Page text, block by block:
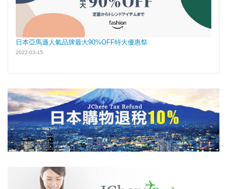
日本亞馬遜人氣品牌最大90%OFF特大優惠祭
2022-03-15